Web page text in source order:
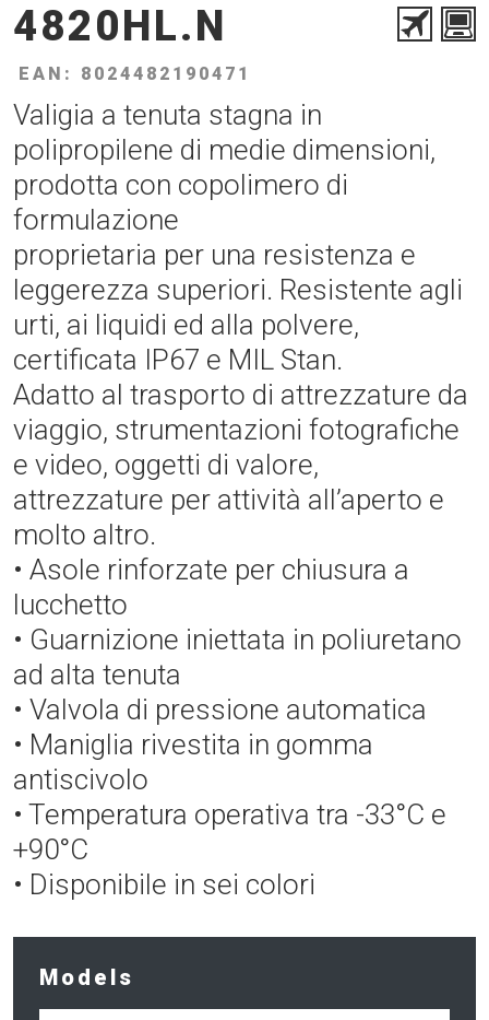
4820HL.N
EAN: 8024482190471
Valigia a tenuta stagna in
polipropilene di medie dimensioni,
prodotta con copolimero di
formulazione
proprietaria per una resistenza e
leggerezza superiori. Resistente agli
urti, ai liquidi ed alla polvere,
certificata IP67 e MIL Stan.
Adatto al trasporto di attrezzature da
viaggio, strumentazioni fotografiche
e video, oggetti di valore,
attrezzature per attività all’aperto e
molto altro.
• Asole rinforzate per chiusura a
lucchetto
• Guarnizione iniettata in poliuretano
ad alta tenuta
• Valvola di pressione automatica
• Maniglia rivestita in gomma
antiscivolo
• Temperatura operativa tra -33°C e
+90°C
• Disponibile in sei colori
Models